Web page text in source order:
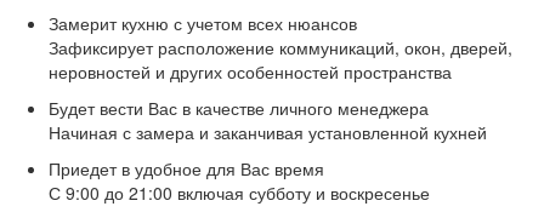
Замерит кухню с учетом всех нюансов
Зафиксирует расположение коммуникаций, окон, дверей,
неровностей и других особенностей пространства
Будет вести Вас в качестве личного менеджера
Начиная с замера и заканчивая установленной кухней
Приедет в удобное для Вас время
С 9:00 до 21:00 включая субботу и воскресенье